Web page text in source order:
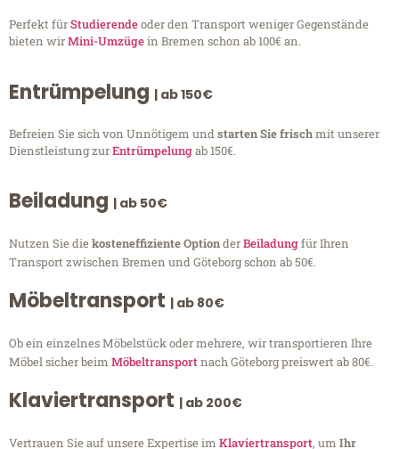
Perfekt fürStudierendeoder den Transport weniger Gegenstände
bieten wirMini-Umzügein Bremen schon ab 100€ an.
Entrümpelung | ab 150€
Befreien Sie sich von Unnötigem undstarten Sie frischmit unserer
Dienstleistung zurEntrümpelungab 150€.
Beiladung | ab 50€
Nutzen Sie diekosteneffiziente OptionderBeiladungfür Ihren
Transport zwischen Bremen und Göteborg schon ab 50€.
Möbeltransport | ab 80€
Ob ein einzelnes Möbelstück oder mehrere, wir transportieren Ihre
Möbel sicher beim Möbeltransportnach Göteborg preiswert ab 80€.
Klaviertransport | ab 200€
Vertrauen Sie auf unsere Expertise im Klaviertransport, um Ihr